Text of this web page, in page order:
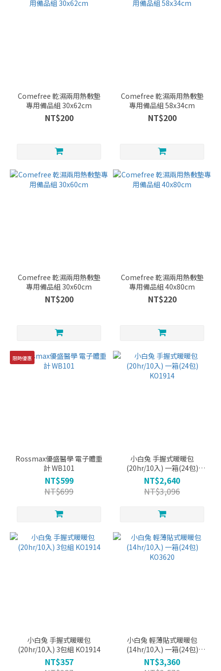
Comefree 乾濕兩用熱敷墊
專用備品組 30x62cm
NT$200
Comefree 乾濕兩用熱敷墊
專用備品組 58x34cm
NT$200
Comefree 乾濕兩用熱敷墊
專用備品組 30x60cm
NT$200
Comefree 乾濕兩用熱敷墊
專用備品組 40x80cm
NT$220
限時優惠
Rossmax優盛醫學 電子體重
計 WB101
NT$599
NT$699
小白兔 手握式暖暖包
(20hr/10入) 一箱(24包)
KO1914
NT$2,640
NT$3,096
小白兔 手握式暖暖包
(20hr/10入) 3包組 KO1914
NT$357
小白兔 輕薄貼式暖暖包
(14hr/10入) 一箱(24包)
KO3620
NT$3,360